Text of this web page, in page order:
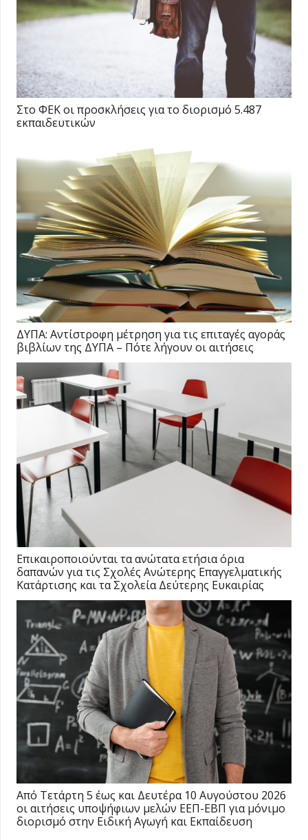
Στο ΦΕΚ οι προσκλήσεις για το διορισμό 5.487
εκπαιδευτικών
ΔΥΠΑ: Αντίστροφη μέτρηση για τις επιταγές αγοράς
βιβλίων της ΔΥΠΑ – Πότε λήγουν οι αιτήσεις
Επικαιροποιούνται τα ανώτατα ετήσια όρια
δαπανών για τις Σχολές Ανώτερης Επαγγελματικής
Κατάρτισης και τα Σχολεία Δεύτερης Ευκαιρίας
Από Τετάρτη 5 έως και Δευτέρα 10 Αυγούστου 2026
οι αιτήσεις υποψήφιων μελών ΕΕΠ-ΕΒΠ για μόνιμο
διορισμό στην Ειδική Αγωγή και Εκπαίδευση